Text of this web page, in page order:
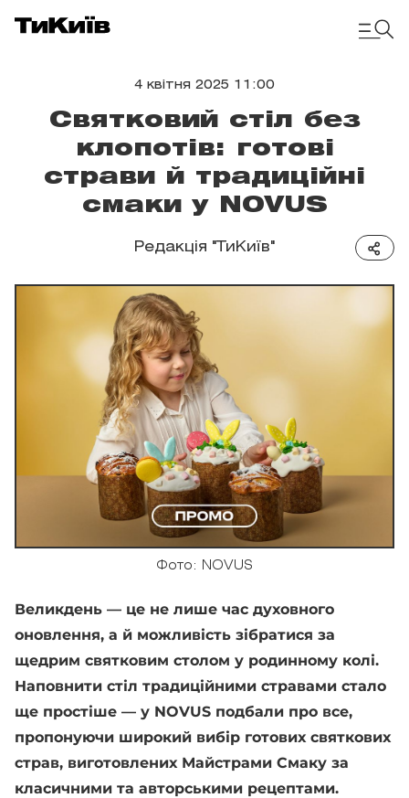
4 квітня 2025 11:00
Святковий стіл без
клопотів: готові
страви й традиційні
смаки у NOVUS
Редакція "ТиКиїв"
Фото: NOVUS
Великдень — це не лише час духовного
оновлення, а й можливість зібратися за
щедрим святковим столом у родинному колі.
Наповнити стіл традиційними стравами стало
ще простіше — у NOVUS подбали про все,
пропонуючи широкий вибір готових святкових
страв, виготовлених Майстрами Смаку за
класичними та авторськими рецептами.